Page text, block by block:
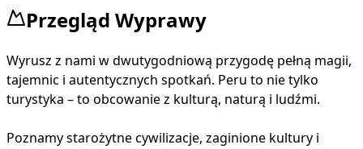
Przegląd Wyprawy
Wyrusz z nami w dwutygodniową przygodę pełną magii,
tajemnic i autentycznych spotkań. Peru to nie tylko
turystyka – to obcowanie z kulturą, naturą i ludźmi.
Poznamy starożytne cywilizacje, zaginione kultury i